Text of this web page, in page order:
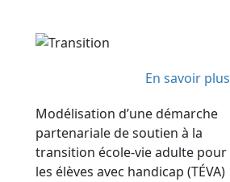
En savoir plus
Modélisation d’une démarche
partenariale de soutien à la
transition école-vie adulte pour
les élèves avec handicap (TÉVA)